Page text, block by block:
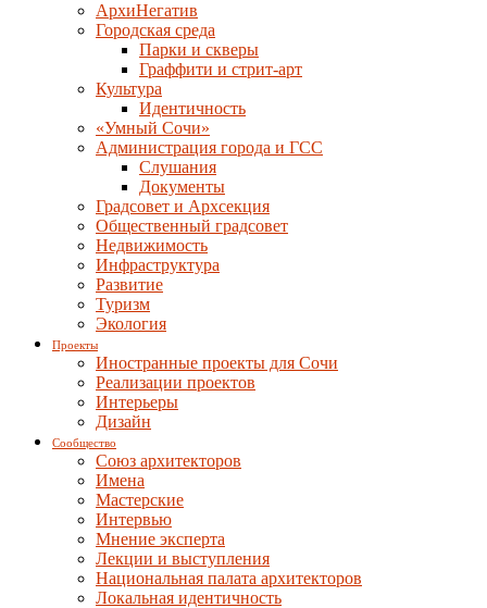
АрхиНегатив
Городская среда
Парки и скверы
Граффити и стрит-арт
Культура
Идентичность
«Умный Сочи»
Администрация города и ГСС
Слушания
Документы
Градсовет и Архсекция
Общественный градсовет
Недвижимость
Инфраструктура
Развитие
Туризм
Экология
Проекты
Иностранные проекты для Сочи
Реализации проектов
Интерьеры
Дизайн
Сообщество
Союз архитекторов
Имена
Мастерские
Интервью
Мнение эксперта
Лекции и выступления
Национальная палата архитекторов
Локальная идентичность